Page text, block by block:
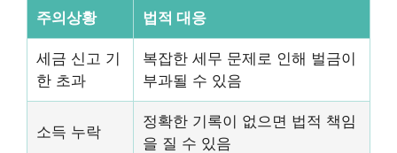
주의상황 법적 대응
세금 신고 기
한 초과
복잡한 세무 문제로 인해 벌금이
부과될 수 있음
소득 누락
정확한 기록이 없으면 법적 책임
을 질 수 있음